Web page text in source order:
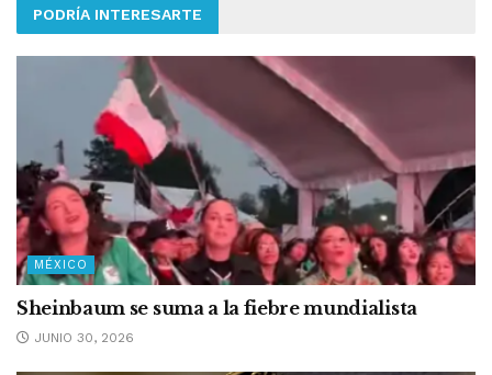
PODRÍA INTERESARTE
MÉXICO
Sheinbaum se suma a la fiebre mundialista
JUNIO 30, 2026